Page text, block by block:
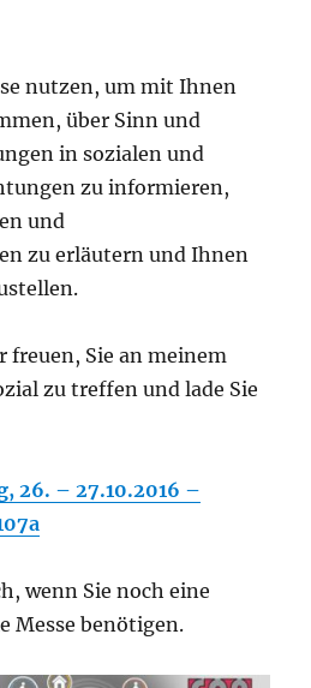
nutzen, um mit Ihnen
über Sinn und
in sozialen und
zu informieren,
und
zu erläutern und Ihnen
freuen, Sie an meinem
zu treffen und lade Sie
26. – 27.10.2016 –
wenn Sie noch eine
Messe benötigen.